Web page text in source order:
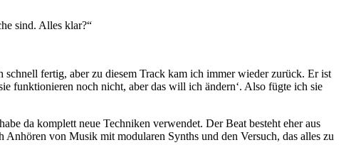
sind. Alles klar?“
fertig, aber zu diesem Track kam ich immer wieder zurück. Er ist
funktionieren noch nicht, aber das will ich ändern‘. Also fügte ich sie
da komplett neue Techniken verwendet. Der Beat besteht eher aus
von Musik mit modularen Synths und den Versuch, das alles zu